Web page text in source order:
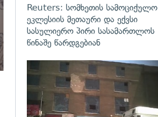
Reuters: სომხეთის სამოციქულო
ეკლესიის მეთაური და ექვსი
სასულიერო პირი სასამართლოს
წინაშე წარდგებიან